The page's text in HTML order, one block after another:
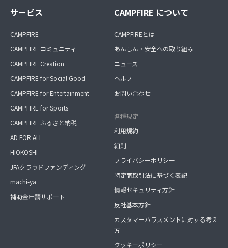
サービス
CAMPFIRE
CAMPFIRE コミュニティ
CAMPFIRE Creation
CAMPFIRE for Social Good
CAMPFIRE for Entertainment
CAMPFIRE for Sports
CAMPFIRE ふるさと納税
AD FOR ALL
HIOKOSHI
JFAクラウドファンディング
machi-ya
補助金申請サポート
CAMPFIRE について
CAMPFIREとは
あんしん・安全への取り組み
ニュース
ヘルプ
お問い合わせ
各種規定
利用規約
細則
プライバシーポリシー
特定商取引法に基づく表記
情報セキュリティ方針
反社基本方針
カスタマーハラスメントに対する考え
方
クッキーポリシー